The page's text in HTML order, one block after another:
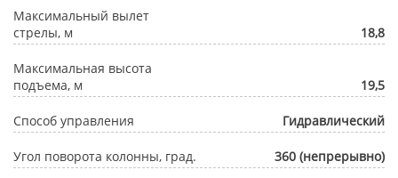
Максимальный вылет
стрелы, м
18,8
Максимальная высота
подъема, м
19,5
Способ управления Гидравлический
Угол поворота колонны, град. 360 (непрерывно)